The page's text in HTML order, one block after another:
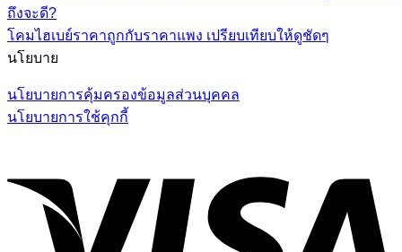
ถึงจะดี?
โคมไฮเบย์ราคาถูกกับราคาแพง เปรียบเทียบให้ดูชัดๆ
นโยบาย
นโยบายการคุ้มครองข้อมูลส่วนบุคคล
นโยบายการใช้คุกกี้